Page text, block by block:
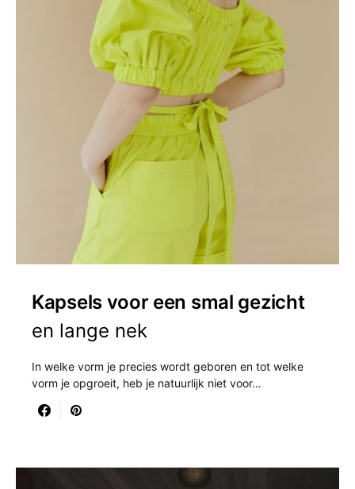
Kapsels voor een smal gezicht
en lange nek
In welke vorm je precies wordt geboren en tot welke
vorm je opgroeit, heb je natuurlijk niet voor…